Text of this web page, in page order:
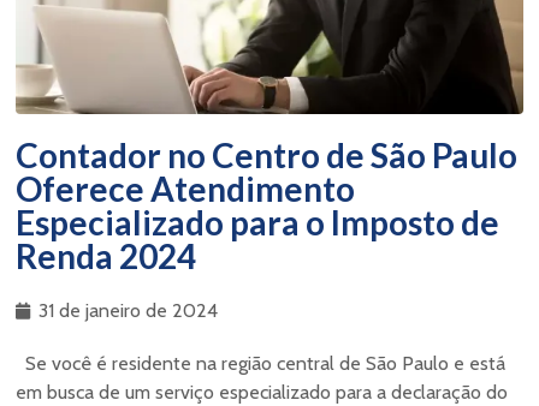
Contador no Centro de São Paulo
Oferece Atendimento
Especializado para o Imposto de
Renda 2024
31 de janeiro de 2024
Se você é residente na região central de São Paulo e está
em busca de um serviço especializado para a declaração do